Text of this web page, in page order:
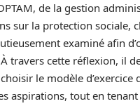
de la gestion
sur la protection sociale,
examiné afin
travers cette réflexion, il
le modèle d’exercice
aspirations, tout en